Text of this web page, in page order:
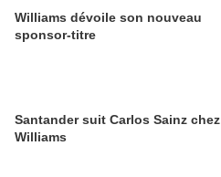
Williams dévoile son nouveau
sponsor-titre
Santander suit Carlos Sainz chez
Williams